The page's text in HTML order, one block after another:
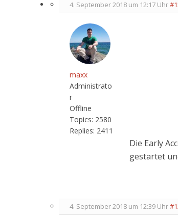
4. September 2018 um 12:17 Uhr
maxx
Administrato
r
Offline
Topics: 2580
Replies: 2411
Die Early
gestartet
4. September 2018 um 12:39 Uhr